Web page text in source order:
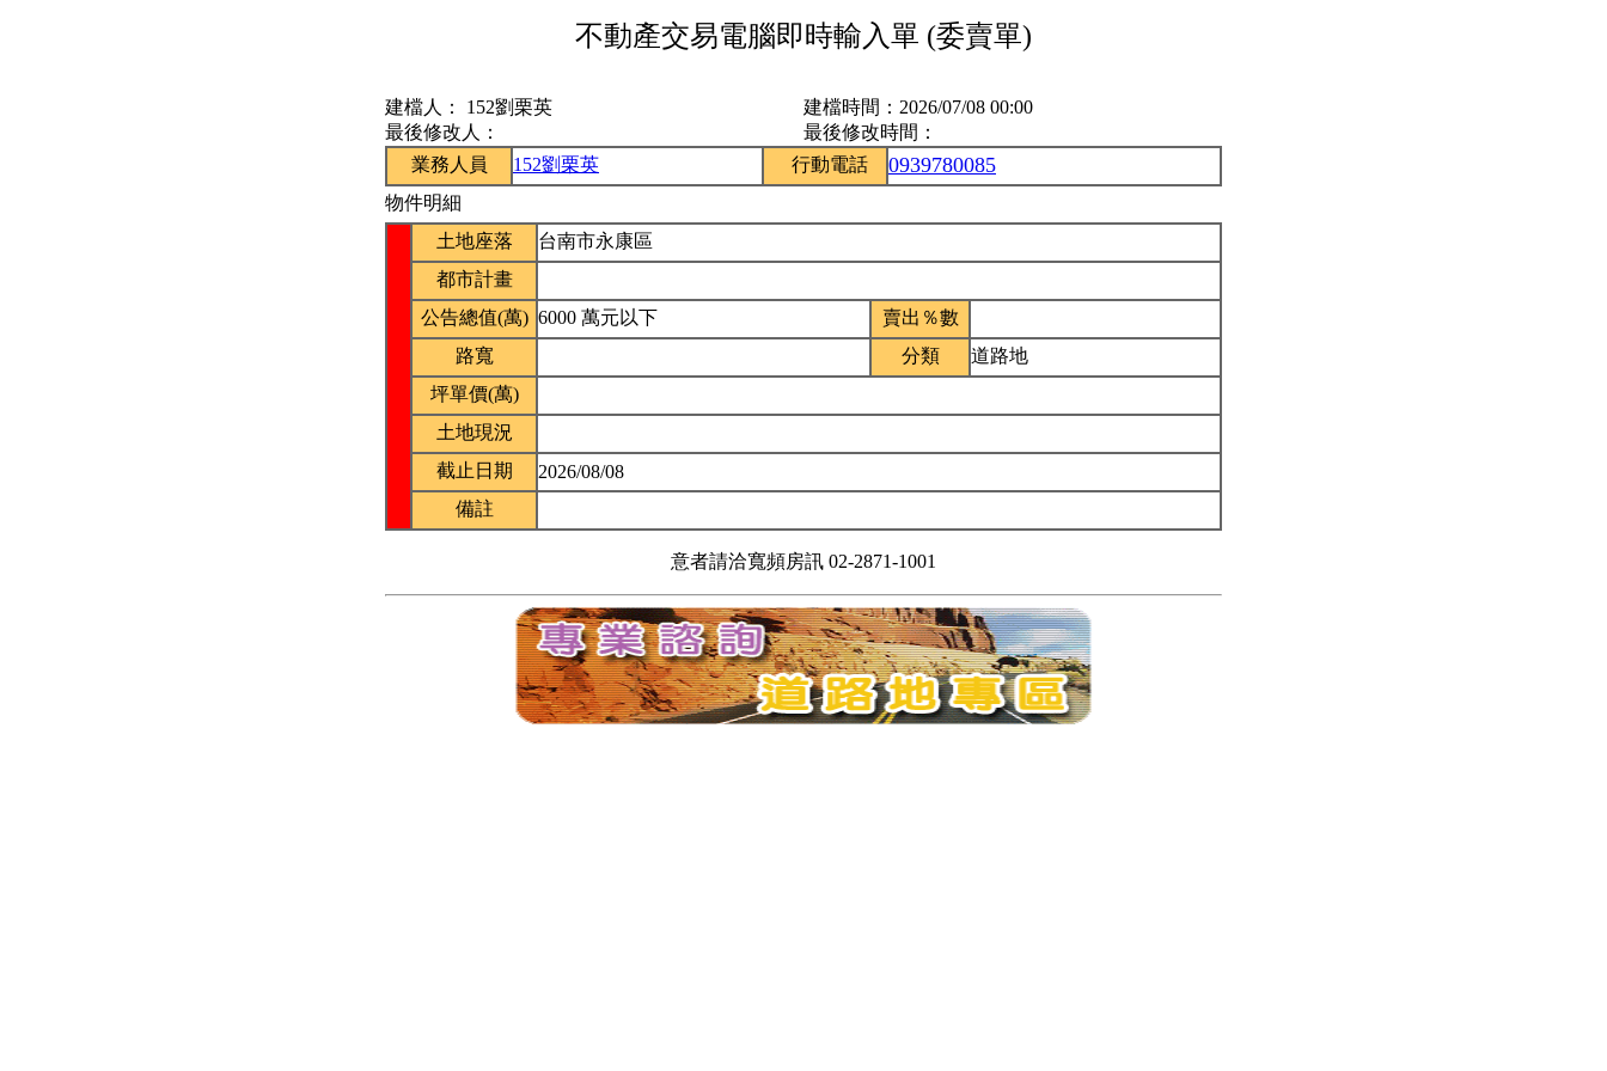
不動產交易電腦即時輸入單 (委賣單)
建檔人： 152劉栗英 建檔時間： 2026/07/08 00:00
最後修改人：
最後修改時間：
業務人員
152劉栗英 行動電話 0939780085
物件明細
土地座落
台南市永康區
都市計畫
公告總值(萬) 6000 萬元以下
賣出％數
路寬
分類
道路地
坪單價(萬)
土地現況
截止日期
2026/08/08
備註
意者請洽寬頻房訊 02-2871-1001